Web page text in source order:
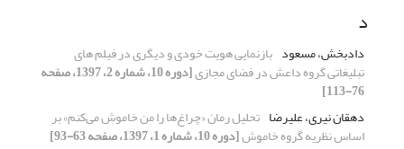
د
دادبخش، مسعود بازنمایی هویت خودی و دیگری در فیلم های
تبلیغاتی گروه داعش در فضای مجازی [دوره 10، شماره 2، 1397، صفحه
76-113]
دهقان نیری، علیرضا تحلیل رمان «چراغ‌ها را من خاموش می‌کنم» بر
اساس نظریه گروه خاموش[دوره 10، شماره 1، 1397، صفحه 63-93]